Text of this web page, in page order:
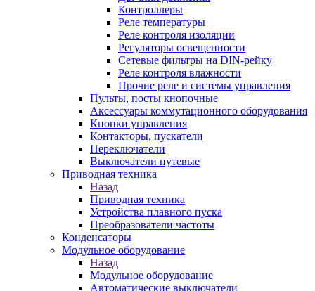
Контроллеры
Реле температуры
Реле контроля изоляции
Регуляторы освещенности
Сетевые фильтры на DIN-рейку
Реле контроля влажности
Прочие реле и системы управления
Пульты, посты кнопочные
Аксессуары коммутационного оборудования
Кнопки управления
Контакторы, пускатели
Переключатели
Выключатели путевые
Приводная техника
Назад
Приводная техника
Устройства плавного пуска
Преобразователи частоты
Конденсаторы
Модульное оборудование
Назад
Модульное оборудование
Автоматические выключатели